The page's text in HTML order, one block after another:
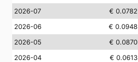
2026-07
€ 0.0782
2026-06
€ 0.0948
2026-05
€ 0.0870
2026-04
€ 0.0613